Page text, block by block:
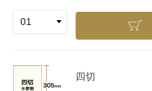
四切